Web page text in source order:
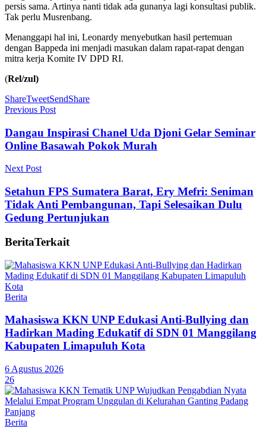
persis sama. Artinya nanti tidak ada gunanya lagi konsultasi publik.
Tak perlu Musrenbang.
Menanggapi hal ini, Leonardy menyebutkan hasil pertemuan
dengan Bappeda ini menjadi masukan dalam rapat-rapat dengan
mitra kerja Komite IV DPD RI.
(Rel/zul)
ShareTweetSendShare
Previous Post
Dangau Inspirasi Chanel Uda Djoni Gelar Seminar
Online Basawah Pokok Murah
Next Post
Setahun FPS Sumatera Barat, Ery Mefri: Seniman
Tidak Anti Pembangunan, Tapi Selesaikan Dulu
Gedung Pertunjukan
BeritaTerkait
Berita
Mahasiswa KKN UNP Edukasi Anti-Bullying dan
Hadirkan Mading Edukatif di SDN 01 Manggilang
Kabupaten Limapuluh Kota
6 Agustus 2026
26
Berita